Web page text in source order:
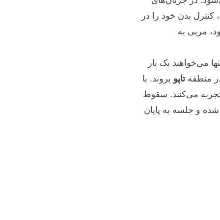
بدن خود را در
مربی به
می‌خواهند یک بار
منطقهتاپو بروند. با
می‌کنند. سقوط
شده و جلسه به پایان